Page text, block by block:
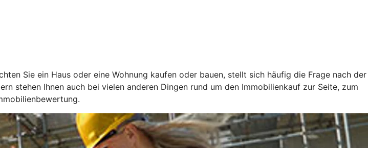
Sie ein Haus oder eine Wohnung kaufen oder bauen, stellt sich häufig die Frage nach der
stehen Ihnen auch bei vielen anderen Dingen rund um den Immobilienkauf zur Seite, zum